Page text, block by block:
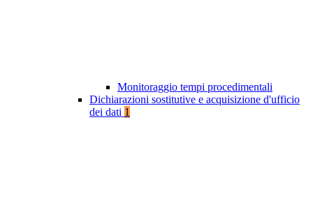
Monitoraggio tempi procedimentali
Dichiarazioni sostitutive e acquisizione d'ufficio
dei dati 1